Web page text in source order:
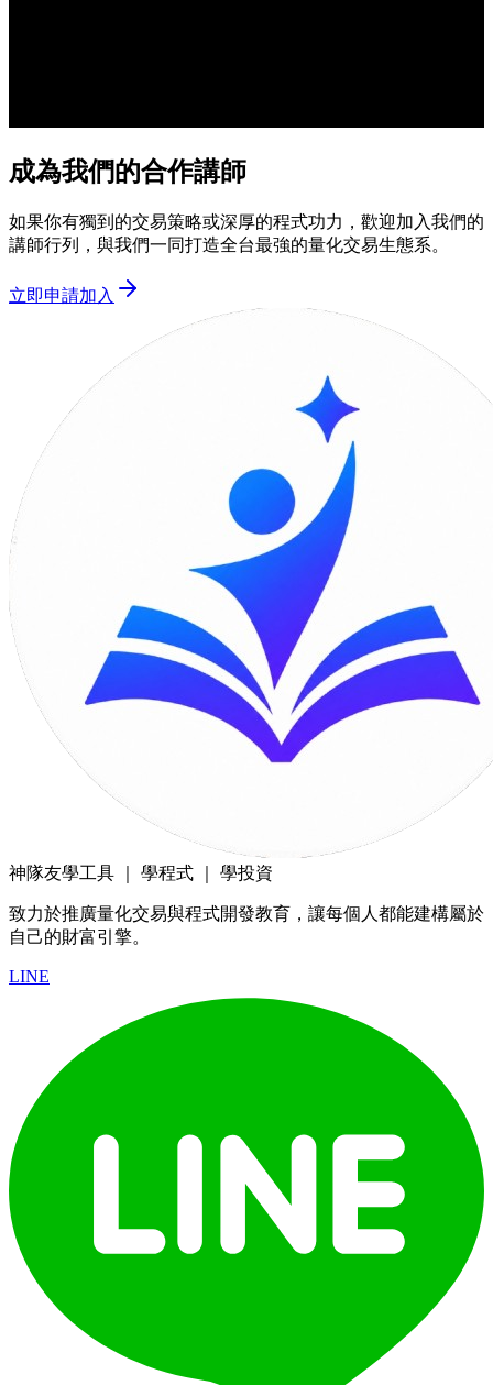
成為我們的合作講師
如果你有獨到的交易策略或深厚的程式功力，歡迎加入我們的
講師行列，與我們一同打造全台最強的量化交易生態系。
立即申請加入
神隊友學工具 ｜ 學程式 ｜ 學投資
致力於推廣量化交易與程式開發教育，讓每個人都能建構屬於
自己的財富引擎。
LINE